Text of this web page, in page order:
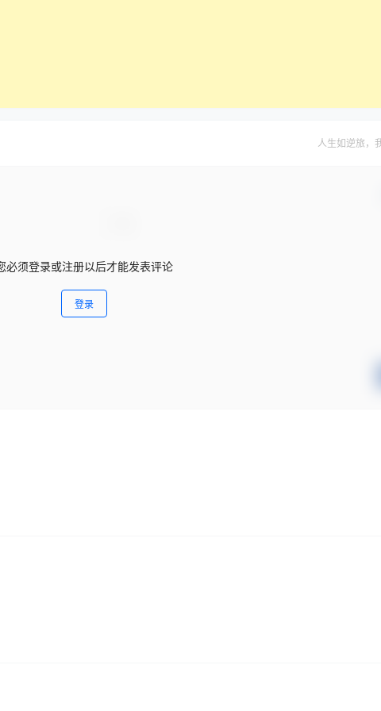
人生如逆旅，
必须登录或注册以后才能发表评论
登录